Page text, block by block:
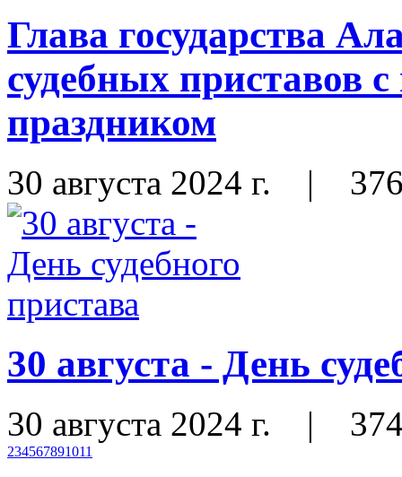
Глава государства
судебных приставов
праздником
30 августа 2024 г. |
30 августа - День
30 августа 2024 г. |
234567891011